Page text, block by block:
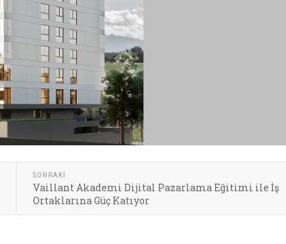
SONRAKI
Vaillant Akademi Dijital Pazarlama Eğitimi ile İş
Ortaklarına Güç Katıyor